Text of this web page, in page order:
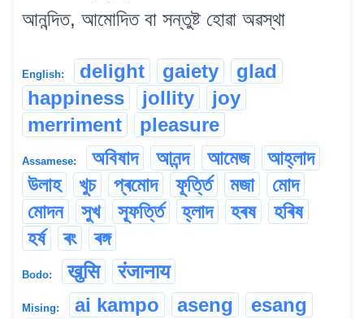
আনন্দিত, আমোদিত বা সন্তুষ্ট হোৱা অৱস্থা
English: delight gaiety
glad
happiness
jollity
joy
merriment
pleasure
Assamese: অবিষাদ আনন্দ আমেজ
আহ্লাদ
উলাহ
খুচ প্ৰমোদ ফূৰ্ত্তি মজা
মোদ
মোদন
সুখ স্ফূৰ্ত্তি হ্লাদ হৰষ
হৰিষ
হৰ্ষ
ৰং ৰঙ্গ
Bodo: खुसि रंजानाय
Mising: ai kampo aseng
esang